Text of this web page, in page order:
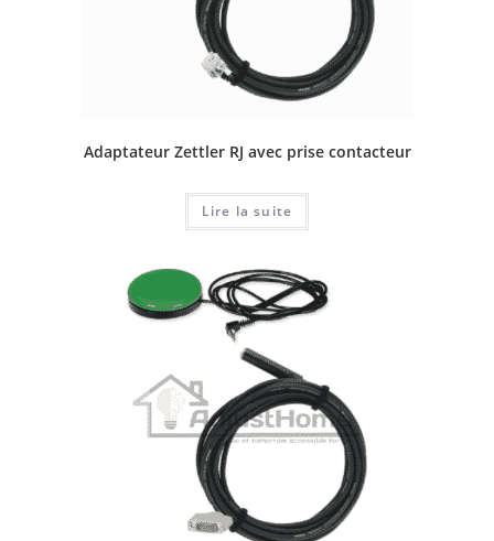
Adaptateur Zettler RJ avec prise contacteur
Lire la suite